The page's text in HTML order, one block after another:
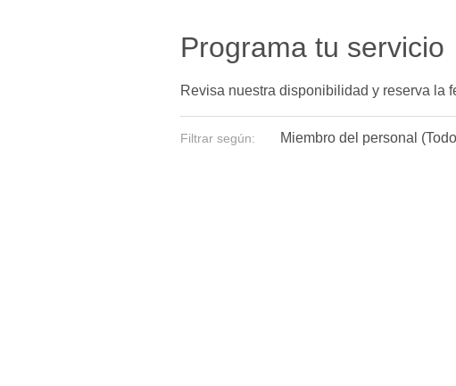
Programa tu servicio
Revisa nuestra disponibilidad y reserva la
Filtrar según: Miembro del personal